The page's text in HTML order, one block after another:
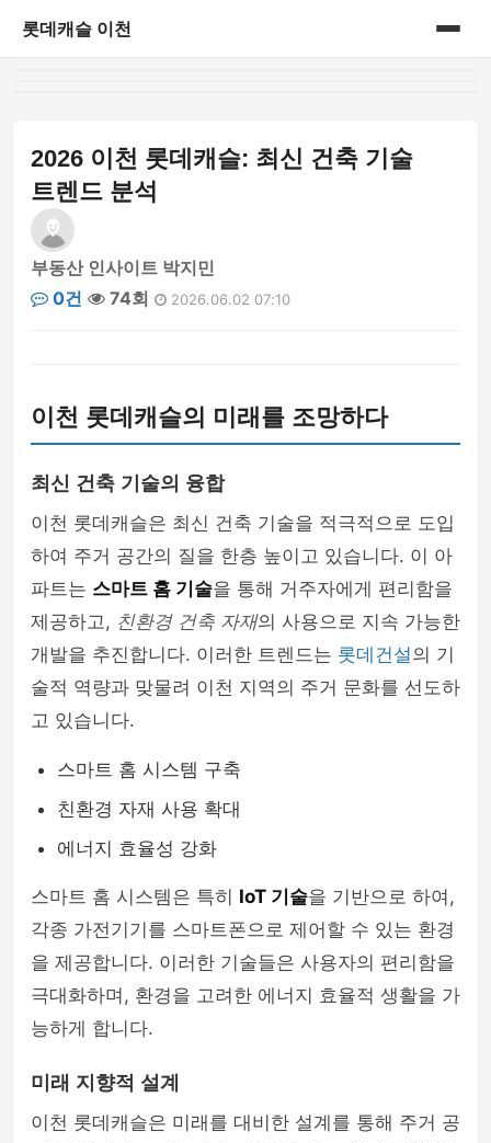
롯데캐슬 이천
2026 이천 롯데캐슬: 최신 건축 기술
트렌드 분석
부동산 인사이트 박지민
0건
74회 2026.06.02 07:10
이천 롯데캐슬의 미래를 조망하다
최신 건축 기술의 융합
이천 롯데캐슬은 최신 건축 기술을 적극적으로 도입
하여 주거 공간의 질을 한층 높이고 있습니다. 이 아
파트는 스마트 홈 기술을 통해 거주자에게 편리함을
제공하고, 친환경 건축 자재의 사용으로 지속 가능한
개발을 추진합니다. 이러한 트렌드는 롯데건설 의 기
술적 역량과 맞물려 이천 지역의 주거 문화를 선도하
고 있습니다.
스마트 홈 시스템 구축
친환경 자재 사용 확대
에너지 효율성 강화
스마트 홈 시스템은 특히 IoT 기술을 기반으로 하여,
각종 가전기기를 스마트폰으로 제어할 수 있는 환경
을 제공합니다. 이러한 기술들은 사용자의 편리함을
극대화하며, 환경을 고려한 에너지 효율적 생활을 가
능하게 합니다.
미래 지향적 설계
이천 롯데캐슬은 미래를 대비한 설계를 통해 주거 공